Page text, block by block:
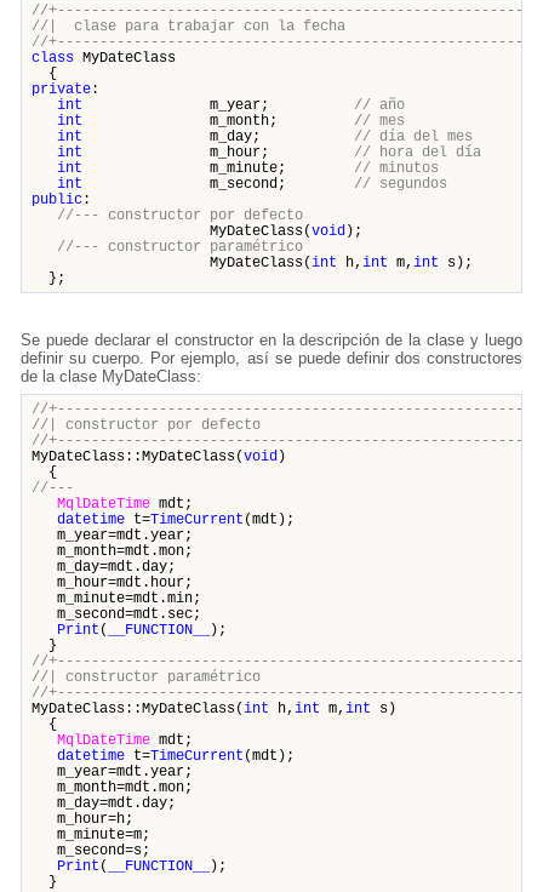
//
//| clase para trabajar con
//
class MyDateClass
{
private:
int m_year; // año
int m_month; // mes
int m_day; // día del mes
int m_hour; // hora del día
int m_minute; // minutos
int m_second; // segundos
public:
//--- constructor por defecto
MyDateClass(void );
//--- constructor paramétrico
MyDateClass(int h, int m, int s);
};
Se puede declarar el constructor en la descripción de la clase y luego
definir su cuerpo. Por ejemplo, así se puede definir dos constructores
de la clase MyDateClass:
//
//| constructor por
//
MyDateClass::MyDateClass(void )
{
//---
MqlDateTime mdt;
datetime t=TimeCurrent (mdt);
m_year=mdt.year;
m_month=mdt.mon;
m_day=mdt.day;
m_hour=mdt.hour;
m_minute=mdt.min;
m_second=mdt.sec;
Print ( __FUNCTION__
);
}
//
//| constructor
//
MyDateClass::MyDateClass(int h, int m, int s)
{
MqlDateTime mdt;
datetime t=TimeCurrent (mdt);
m_year=mdt.year;
m_month=mdt.mon;
m_day=mdt.day;
m_hour=h;
m_minute=m;
m_second=s;
Print ( __FUNCTION__
);
}